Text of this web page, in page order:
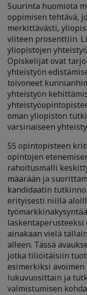
Suurinta huomiota
oppimisen tehtävä,
merkittävästi,
viiteen prosenttiin.
yliopistojen
Opiskelijat ovat
yhteistyön
toivoneet
yhteistyön
oman yliopiston
varsinaiseen
55 opintopisteen
opintojen
rahoitusmalli
määrään ja
kandidaatin
erityisesti niillä
ainakaan vielä
alleen. Tässä
jotka tiliöitäisiin
esimerkiksi
lukuvuosittain ja
valmistumisen